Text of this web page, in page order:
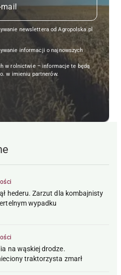
newslettera od Agropolska.pl
informacji o najnowszych
w rolnictwie – informacje te będą
w imieniu partnerów.
hederu. Zarzut dla kombajnisty
wypadku
na wąskiej drodze.
traktorzysta zmarł